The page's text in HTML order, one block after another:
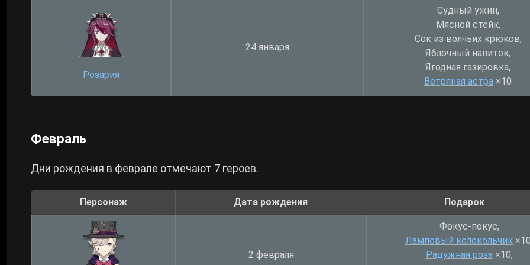
Розария
24 января
Судный ужин,
Мясной стейк,
Сок из волчьих крюков,
Яблочный напиток,
Ягодная газировка,
Ветряная астра ×10
Февраль
Дни рождения в феврале отмечают 7 героев.
Персонаж Дата рождения Подарок
2 февраля
Фокус-покус,
Ламповый колокольчик ×
Радужная роза ×10,